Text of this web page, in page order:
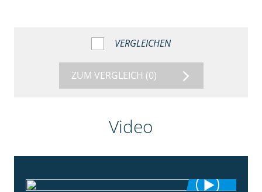
VERGLEICHEN
ZUM VERGLEICH (0)
Video